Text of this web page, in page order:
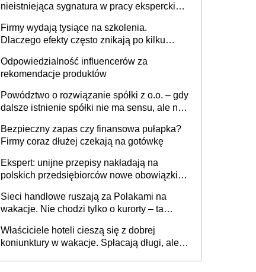
nieistniejąca sygnatura w pracy eksperckiej -
firmie
Firmy wydają tysiące na szkolenia.
Dlaczego efekty często znikają po kilku
Odpowiedzialność influencerów za
rekomendacje produktów
Powództwo o rozwiązanie spółki z o.o. – gdy
dalsze istnienie spółki nie ma sensu, ale nie
Bezpieczny zapas czy finansowa pułapka?
Firmy coraz dłużej czekają na gotówkę
Ekspert: unijne przepisy nakładają na
polskich przedsiębiorców nowe obowiązki w
Sieci handlowe ruszają za Polakami na
wakacje. Nie chodzi tylko o kurorty – ta
tam, gdzie wielu spędzi urlop po cichu
Właściciele hoteli cieszą się z dobrej
koniunktury w wakacje. Spłacają długi, ale